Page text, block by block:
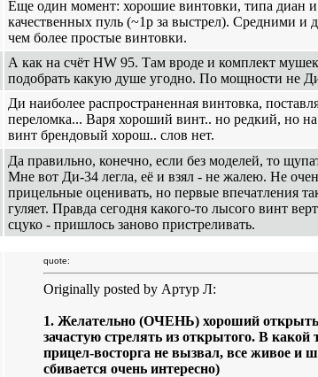
Еще один момент: хорошие винтовки, типа диан
качественных пуль (~1р за выстрел). Средними и
чем более простые винтовки.
А как на счёт HW 95. Там вроде и комплект
подобрать какую душе угодно. По мощности не
Ди наиболее распространенная винтовка,
переломка... Варя хороший винт.. но редкий, но
винт брендовый хорош.. слов нет.
Да правильно, конечно, если без моделей, то
Мне вот Ди-34 легла, её и взял - не жалею. Не
прицельные оценивать, но первые впечатления
гуляет. Правда сегодня какого-то лысого винт
сцуко - пришлось заново пристреливать.
quote:
Originally posted by Артур Л:
1. Желательно (ОЧЕНЬ) хороший
зачастую стрелять из открытого. В
прицел-восторга не вызвал, все живое и
сбивается очень интересно)